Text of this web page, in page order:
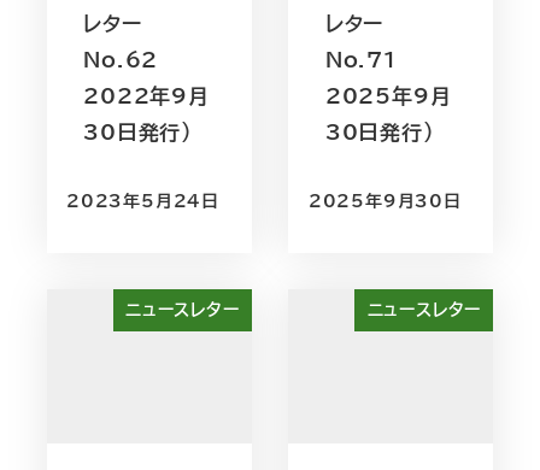
レター
No.62
2022年9月
30日発行）
2023年5月24日
レター
No.71
2025年9月
30日発行）
2025年9月30日
ニュースレター ニュースレター